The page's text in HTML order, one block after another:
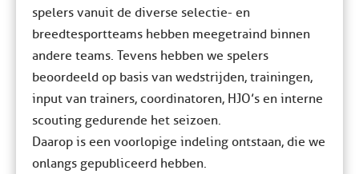
spelers vanuit de diverse selectie- en
breedtesportteams hebben meegetraind binnen
andere teams. Tevens hebben we spelers
beoordeeld op basis van wedstrijden, trainingen,
input van trainers, coordinatoren, HJO’s en interne
scouting gedurende het seizoen.
Daarop is een voorlopige indeling ontstaan, die we
onlangs gepubliceerd hebben.